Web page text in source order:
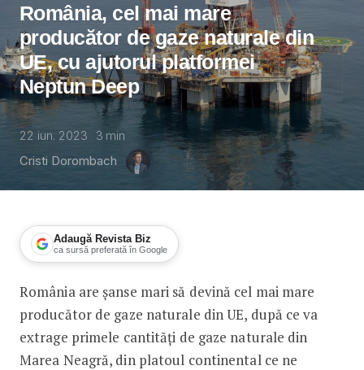
România, cel mai mare
producător de gaze naturale din
UE, cu ajutorul platformei
Neptun Deep
22 iun. 2023 3 min
Cristi Dorombach
Adaugă Revista Biz
ca sursă preferată în Google
România, cel mai mare producător
România are șanse mari să devină cel mai mare
producător de gaze naturale din UE, după ce va
extrage primele cantități de gaze naturale din
Marea Neagră, din platoul continental ce ne